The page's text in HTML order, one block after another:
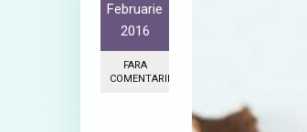
Februarie
2016
FARA
COMENTARII